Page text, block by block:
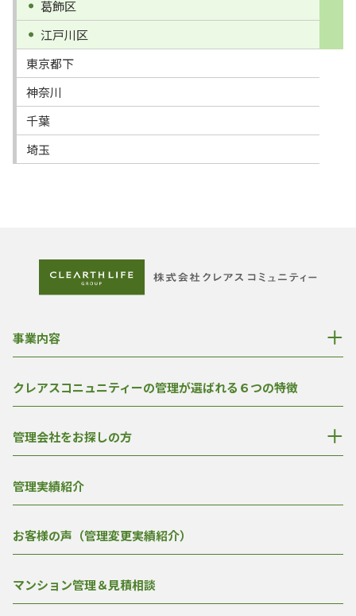
葛飾区
江戸川区
東京都下
神奈川
千葉
埼玉
事業内容
クレアスコニュニティーの管理が選ばれる６つの特徴
管理会社をお探しの方
管理実績紹介
お客様の声（管理変更実績紹介）
マンション管理＆見積相談